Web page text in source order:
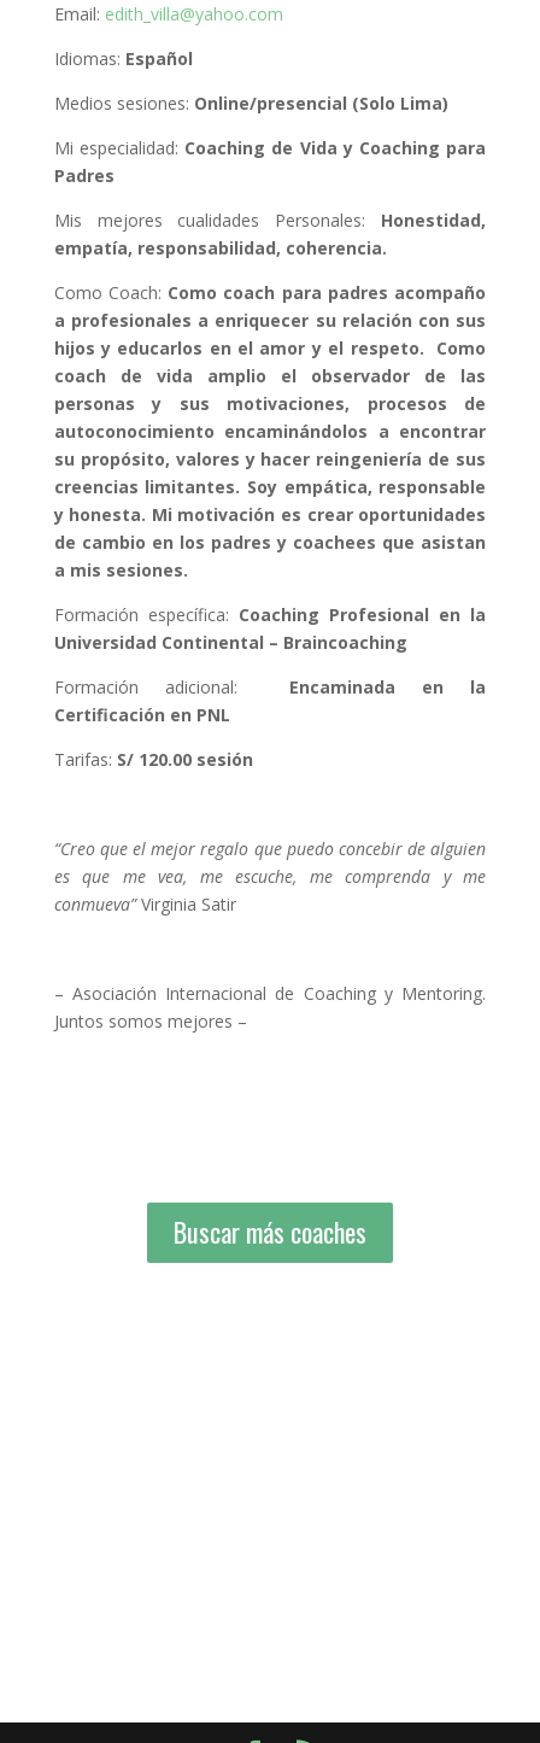
Email: edith_villa@yahoo.com
Idiomas: Español
Medios sesiones: Online/presencial (Solo Lima)
Mi especialidad: Coaching de Vida y Coaching para
Padres
Mis mejores cualidades Personales: Honestidad,
empatía, responsabilidad, coherencia.
Como Coach: Como coach para padres acompaño
a profesionales a enriquecer su relación con sus
hijos y educarlos en el amor y el respeto. Como
coach de vida amplio el observador de las
personas y sus motivaciones, procesos de
autoconocimiento encaminándolos a encontrar
su propósito, valores y hacer reingeniería de sus
creencias limitantes. Soy empática, responsable
y honesta. Mi motivación es crear oportunidades
de cambio en los padres y coachees que asistan
a mis sesiones.
Formación específica: Coaching Profesional en la
Universidad Continental – Braincoaching
Formación adicional: Encaminada en la
Certificación en PNL
Tarifas: S/ 120.00 sesión
“Creo que el mejor regalo que puedo concebir de alguien
es que me vea, me escuche, me comprenda y me
conmueva”Virginia Satir
– Asociación Internacional de Coaching y Mentoring.
Juntos somos mejores –
Buscar más coaches